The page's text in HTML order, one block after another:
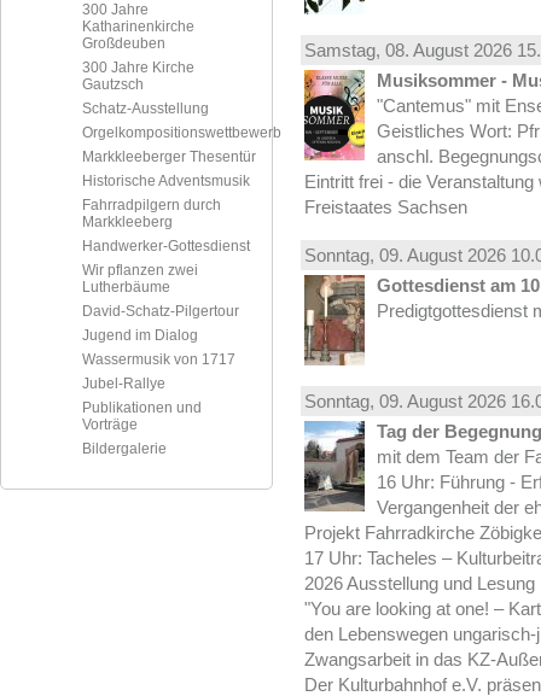
300 Jahre
Katharinenkirche
Großdeuben
300 Jahre Kirche
Gautzsch
Schatz-Ausstellung
Orgelkompositionswettbewerb
Markkleeberger Thesentür
Historische Adventsmusik
Fahrradpilgern durch
Markkleeberg
Handwerker-Gottesdienst
Wir pflanzen zwei
Lutherbäume
David-Schatz-Pilgertour
Jugend im Dialog
Wassermusik von 1717
Jubel-Rallye
Publikationen und
Vorträge
Bildergalerie
Samstag, 08. August 2026
Musiksommer -
"Cantemus" mit
Geistliches Wort:
anschl.
Eintritt frei - die
Freistaates Sachsen
Sonntag, 09. August 2026
Gottesdienst am
Predigtgottesdienst
Sonntag, 09. August 2026
Tag der
mit dem Team der
16 Uhr: Führung -
Vergangenheit der
Projekt Fahrradkirche
17 Uhr: Tacheles –
2026 Ausstellung und Lesung
"You are looking at one! –
den Lebenswegen
Zwangsarbeit in das KZ-
Der Kulturbahnhof e.V.